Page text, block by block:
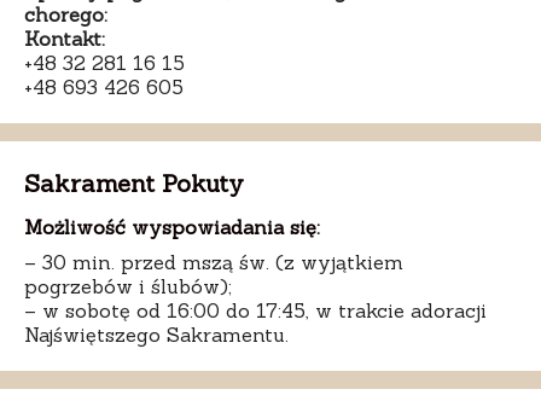
chorego:
Kontakt:
+48 32 281 16 15
+48 693 426 605
Sakrament Pokuty
Możliwość wyspowiadania się:
– 30 min. przed mszą św. (z wyjątkiem
pogrzebów i ślubów);
– w sobotę od 16:00 do 17:45, w trakcie adoracji
Najświętszego Sakramentu.